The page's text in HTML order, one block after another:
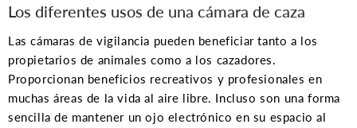
Los diferentes usos de una cámara de caza
Las cámaras de vigilancia pueden beneficiar tanto a los
propietarios de animales como a los cazadores.
Proporcionan beneficios recreativos y profesionales en
muchas áreas de la vida al aire libre. Incluso son una forma
sencilla de mantener un ojo electrónico en su espacio al